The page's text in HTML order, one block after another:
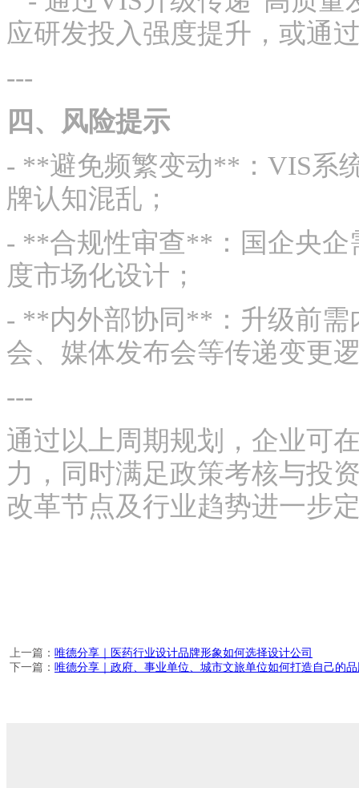
应研发投入强度提升，或通
---
四、风险提示
- **避免频繁变动**：VIS系
牌认知混乱；
- **合规性审查**：国企央企
度市场化设计；
- **内外部协同**：升级前需
会、媒体发布会等传递变更
---
通过以上周期规划，企业可
力，同时满足政策考核与投
改革节点及行业趋势进一步
上一篇： 唯德分享｜医药行业设计品牌形象如何选择设计公司
下一篇： 唯德分享｜政府、事业单位、城市文旅单位如何打造自己的